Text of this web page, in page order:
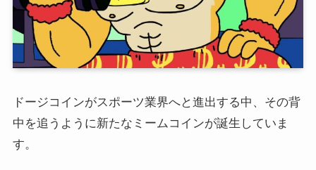
ドージコインがスポーツ業界へと進出する中、その背
中を追うように新たなミームコインが誕生していま
す。